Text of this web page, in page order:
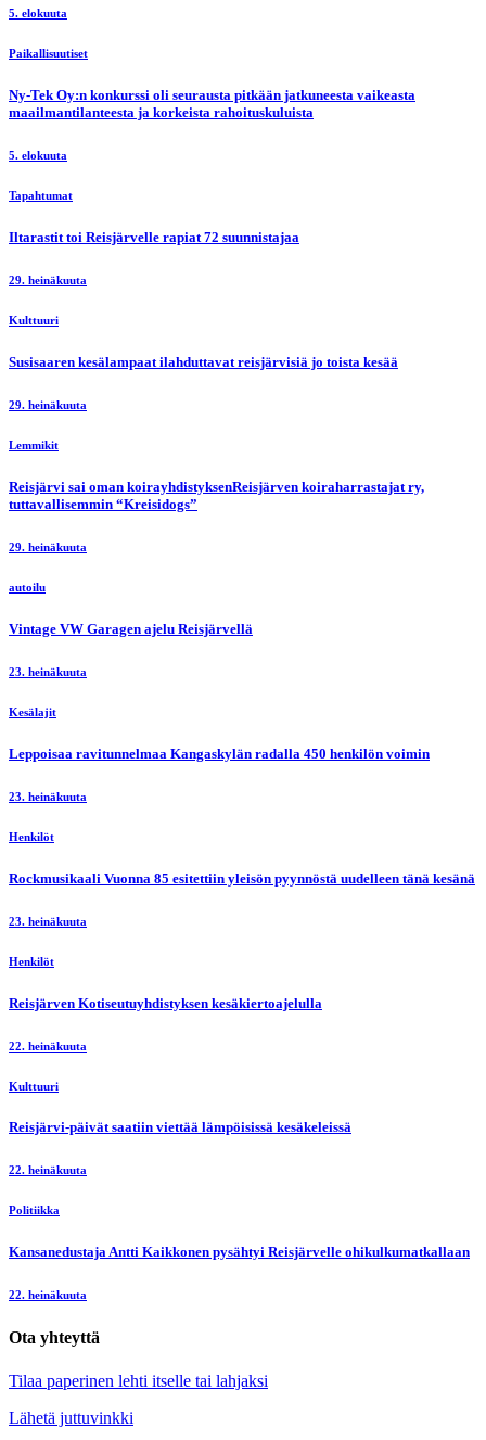
5. elokuuta
Paikallisuutiset
Ny-Tek Oy:n konkurssi oli seurausta pitkään jatkuneesta vaikeasta
maailmantilanteesta ja korkeista rahoituskuluista
5. elokuuta
Tapahtumat
Iltarastit toi Reisjärvelle rapiat 72 suunnistajaa
29. heinäkuuta
Kulttuuri
Susisaaren kesälampaat ilahduttavat reisjärvisiä jo toista kesää
29. heinäkuuta
Lemmikit
Reisjärvi sai oman koirayhdistyksenReisjärven koiraharrastajat ry,
tuttavallisemmin “Kreisidogs”
29. heinäkuuta
autoilu
Vintage VW Garagen ajelu Reisjärvellä
23. heinäkuuta
Kesälajit
Leppoisaa ravitunnelmaa Kangaskylän radalla 450 henkilön voimin
23. heinäkuuta
Henkilöt
Rockmusikaali Vuonna 85 esitettiin yleisön pyynnöstä uudelleen tänä kesänä
23. heinäkuuta
Henkilöt
Reisjärven Kotiseutuyhdistyksen kesäkiertoajelulla
22. heinäkuuta
Kulttuuri
Reisjärvi-päivät saatiin viettää lämpöisissä kesäkeleissä
22. heinäkuuta
Politiikka
Kansanedustaja Antti Kaikkonen pysähtyi Reisjärvelle ohikulkumatkallaan
22. heinäkuuta
Ota yhteyttä
Tilaa paperinen lehti itselle tai lahjaksi
Lähetä juttuvinkki